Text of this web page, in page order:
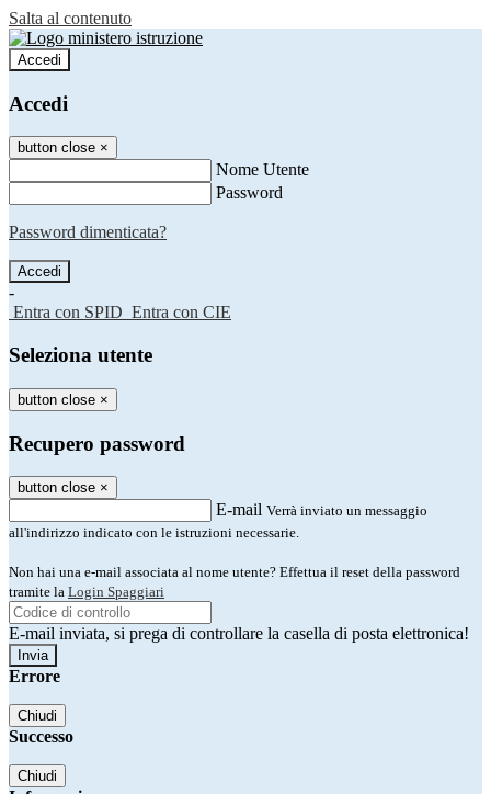
Salta al contenuto
Accedi
Accedi
button close ×
Nome Utente
Password
Password dimenticata?
-
Entra con SPID Entra con CIE
Seleziona utente
button close ×
Recupero password
button close ×
E-mail Verrà inviato un messaggio
all'indirizzo indicato con le istruzioni necessarie.
Non hai una e-mail associata al nome utente? Effettua il reset della password
tramite la Login Spaggiari
E-mail inviata, si prega di controllare la casella di posta elettronica!
Errore
Chiudi
Successo
Chiudi